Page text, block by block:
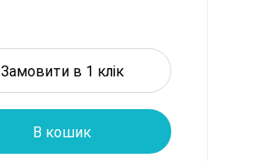
Замовити в 1 клік
В кошик